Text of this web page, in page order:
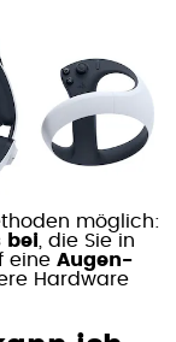
möglich:
bei, die Sie in
eine Augen-
Hardware